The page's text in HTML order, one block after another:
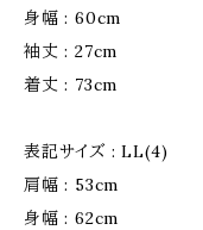
身幅 : 60cm
袖丈 : 27cm
着丈 : 73cm
表記サイズ : LL(4)
肩幅 : 53cm
身幅 : 62cm